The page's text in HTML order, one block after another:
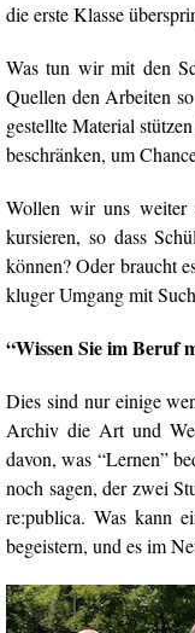
die erste Klasse
Was tun wir mit den
Quellen den Arbeiten
gestellte Material
beschränken, um
Wollen wir uns weiter
kursieren, so dass
können? Oder braucht
kluger Umgang mit
“Wissen Sie im Beruf
Dies sind nur einige
Archiv die Art und
davon, was “Lernen”
noch sagen, der zwei
re:publica. Was kann
begeistern, und es im